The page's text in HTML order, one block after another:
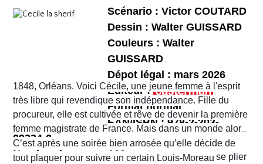
Sophie. Un album, on peut le dire, surréaliste.
Scénario : Victor COUTARD
Dessin : Walter GUISSARD
Couleurs : Walter
GUISSARD
Dépot légal : mars 2026
Editeur :
Format normal
EAN/ISBN : 978-2-203-
29334-2
Nombre de pages :120
1848, Orléans. Voici Cécile, une jeune femme à l'esprit
très libre qui revendique son indépendance. Fille du
procureur, elle est cultivée et rêve de devenir la première
femme magistrate de France. Mais dans un monde alors
très machiste, elle est confrontée à une institution
judiciaire exclusivement masculine. Refusant de se plier
C’est après une soirée bien arrosée qu’elle décide de
tout plaquer pour suivre un certain Louis-Moreau